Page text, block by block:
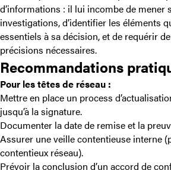
d’informations : il lui incombe de mener
investigations, d’identifier les éléments
essentiels à sa décision, et de requérir
précisions nécessaires.
Recommandations
Pour les têtes de réseau :
Mettre en place un process
jusqu’à la signature.
Documenter la date de remise et la
Assurer une veille contentieuse interne
contentieux réseau).
Prévoir la conclusion d’un accord de